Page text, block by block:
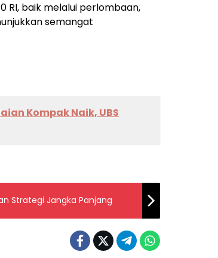
RI, baik melalui perlombaan,
semangat
Kompak Naik, UBS
Strategi Jangka Panjang